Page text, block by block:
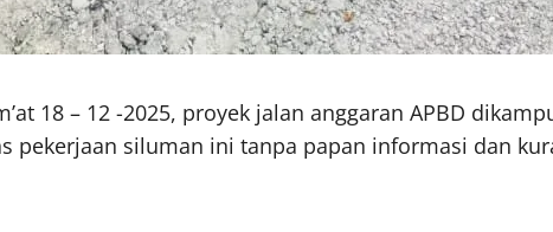
18 – 12 -2025, proyek jalan anggaran APBD
pekerjaan siluman ini tanpa papan informasi dan